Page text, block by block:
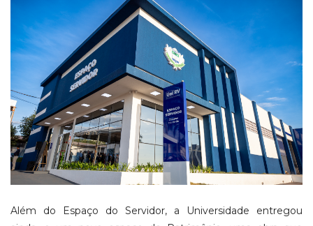
Além do Espaço do Servidor, a Universidade entregou